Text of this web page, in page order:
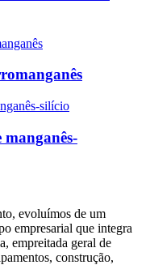
evoluímos de um
empresarial que integra
empreitada geral de
construção,